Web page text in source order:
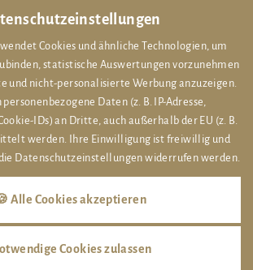
Cookies und ähnliche Technologien, um
statistische Auswertungen vorzunehmen
und nicht-personalisierte Werbung anzuzeigen.
Daten (z. B. IP-Adresse,
IDs) an Dritte, auch außerhalb der EU (z. B.
werden. Ihre Einwilligung ist freiwillig und
Datenschutzeinstellungen widerrufen werden.
Alle Cookies akzeptieren
Cookies zulassen
starten traumhafte Wanderrouten:
im Kurpark, aussichtsreiche Touren
oder anspruchsvolle Etappen des
Stiegs. Entdecken Sie stille Waldpfade,
und weite Panoramen – Bad Harzburg ist
Ausgangspunkt für unvergessliche
im Harz.